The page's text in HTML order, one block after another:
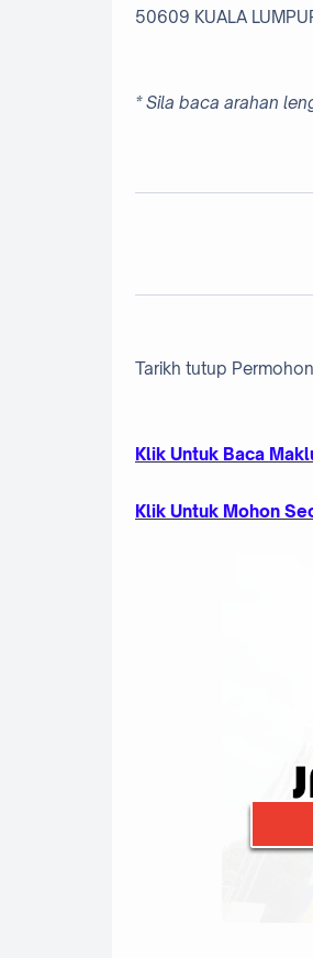
50609 KUALA
* Sila baca arahan
Tarikh tutup
Klik Untuk Baca
Klik Untuk Mohon